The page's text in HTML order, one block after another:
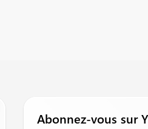
Abonnez-vous sur